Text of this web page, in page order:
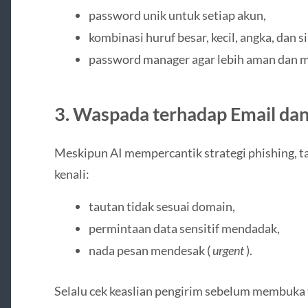
password unik untuk setiap akun,
kombinasi huruf besar, kecil, angka, dan
password manager agar lebih aman dan
3. Waspada terhadap Email
Meskipun AI mempercantik strategi phishing,
kenali:
tautan tidak sesuai domain,
permintaan data sensitif mendadak,
nada pesan mendesak (urgent).
Selalu cek keaslian pengirim sebelum